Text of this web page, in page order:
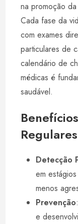
na promoção
Cada fase da
com exames
particulares de
calendário de
médicas é
saudável.
Regulares
Detecção
em
menos
Prevenção
e